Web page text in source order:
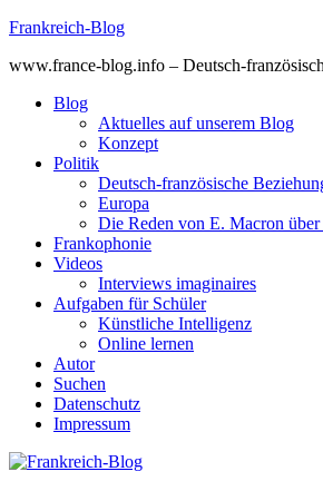
Skip
content
Frankreich-Blog
www.france-blog.info – Deutsch-
Blog
Aktuelles auf unserem Blog
Konzept
Politik
Deutsch-französische
Europa
Die Reden von E. Macron über
Frankophonie
Videos
Interviews imaginaires
Aufgaben für Schüler
Künstliche Intelligenz
Online lernen
Autor
Suchen
Datenschutz
Impressum